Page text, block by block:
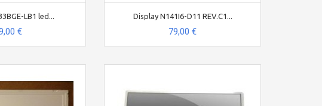
LB1 led...
€
Display N141I6-D11 REV.C1...
79,00 €